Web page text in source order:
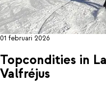
01 februari 2026
Topcondities in
Valfréjus